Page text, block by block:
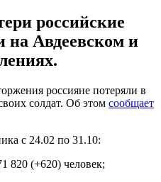
российские
на Авдеевском и
россияне потеряли в
солдат. Об этом сообщает
с 24.02 по 31.10:
820 (+620) человек;